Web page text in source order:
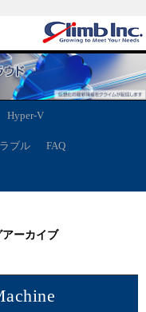
Hyper-V
ブル FAQ
アーカイブ